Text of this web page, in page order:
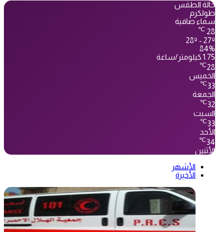
حالة الطقس
طولكرم
سماء صافية
28
℃
28º - 27º
84%
1.75 كيلومتر/ساعة
28
℃
الخميس
33
℃
الجمعة
32
℃
السبت
33
℃
الأحد
34
℃
الأثنين
الأشهر
الأخيرة